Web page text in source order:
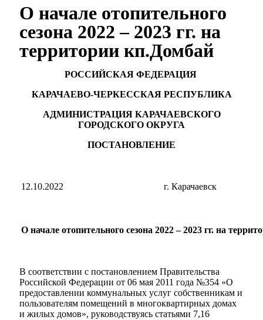
О начале отопительного
сезона 2022 – 2023 гг. на
территории кп.Домбай
РОССИЙСКАЯ ФЕДЕРАЦИЯ
КАРАЧАЕВО-ЧЕРКЕССКАЯ РЕСПУБЛИКА
АДМИНИСТРАЦИЯ КАРАЧАЕВСКОГО
ГОРОДСКОГО ОКРУГА
ПОСТАНОВЛЕНИЕ
12.10.2022 г. Карачаевск
О начале отопительного сезона 2022 – 2023 гг. на
В соответствии с постановлением Правительства
Российской Федерации от 06 мая 2011 года №354 «О
предоставлении коммунальных услуг собственникам и
пользователям помещений в многоквартирных домах
и жилых домов», руководствуясь статьями 7,16